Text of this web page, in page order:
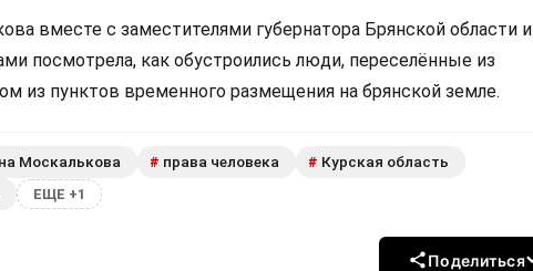
вместе с заместителями губернатора Брянской области и
посмотрела, как обустроились люди, переселённые из
из пунктов временного размещения на брянской земле.
Москалькова # права человека # Курская область
ЕЩЕ +1
Поделиться